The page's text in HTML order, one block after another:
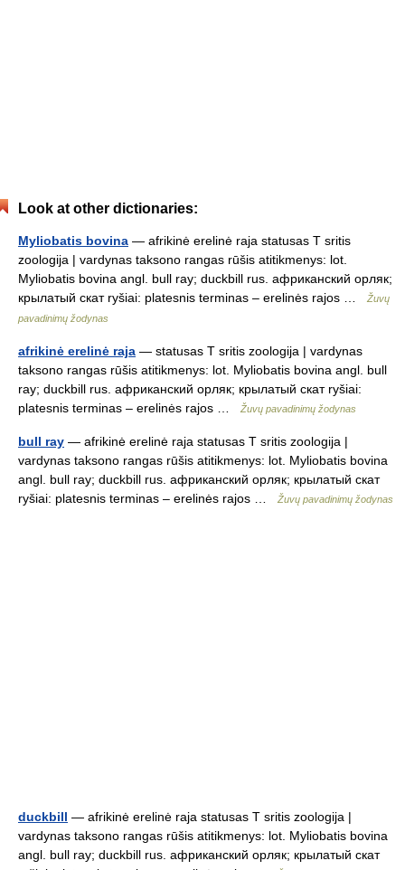
Look at other dictionaries:
Myliobatis bovina — afrikinė erelinė raja statusas T sritis
zoologija | vardynas taksono rangas rūšis atitikmenys: lot.
Myliobatis bovina angl. bull ray; duckbill rus. африканский орляк;
крылатый скат ryšiai: platesnis terminas – erelinės rajos …
Žuvų
pavadinimų žodynas
afrikinė erelinė raja — statusas T sritis zoologija | vardynas
taksono rangas rūšis atitikmenys: lot. Myliobatis bovina angl. bull
ray; duckbill rus. африканский орляк; крылатый скат ryšiai:
platesnis terminas – erelinės rajos …
Žuvų pavadinimų žodynas
bull ray — afrikinė erelinė raja statusas T sritis zoologija |
vardynas taksono rangas rūšis atitikmenys: lot. Myliobatis bovina
angl. bull ray; duckbill rus. африканский орляк; крылатый скат
ryšiai: platesnis terminas – erelinės rajos …
Žuvų pavadinimų žodynas
duckbill — afrikinė erelinė raja statusas T sritis zoologija |
vardynas taksono rangas rūšis atitikmenys: lot. Myliobatis bovina
angl. bull ray; duckbill rus. африканский орляк; крылатый скат